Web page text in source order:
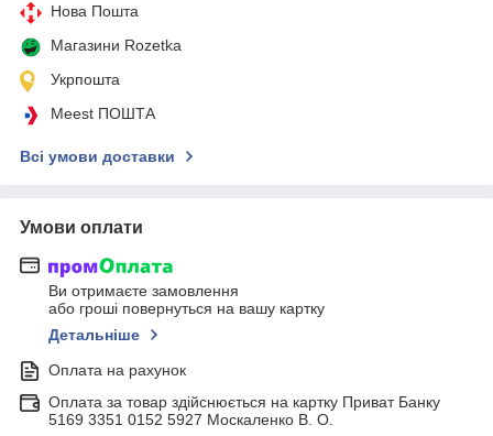
Нова Пошта
Магазини Rozetka
Укрпошта
Meest ПОШТА
Всі умови доставки
Умови оплати
Ви отримаєте замовлення
або гроші повернуться на вашу картку
Детальніше
Оплата на рахунок
Оплата за товар здійснюється на картку Приват Банку
5169 3351 0152 5927 Москаленко В. О.